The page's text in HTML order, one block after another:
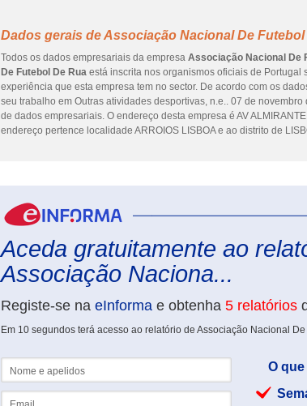
Dados gerais de Associação Nacional De Futebol
Todos os dados empresariais da empresa Associação Nacional De
De Futebol De Rua está inscrita nos organismos oficiais de Portugal
experiência que esta empresa tem no sector. De acordo com os
seu trabalho em Outras atividades desportivas, n.e.. 07 de
de dados empresariais. O endereço desta empresa é AV
endereço pertence localidade ARROIOS LISBOA e ao distrito de
Aceda gratuitamente ao
Associação Naciona...
Registe-se na eInforma e obtenha 5 relatórios
Em 10 segundos terá acesso ao relatório de Associação Nacional
O